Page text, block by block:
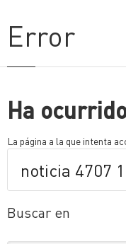
Error
Ha
La página a la que intenta
Buscar en